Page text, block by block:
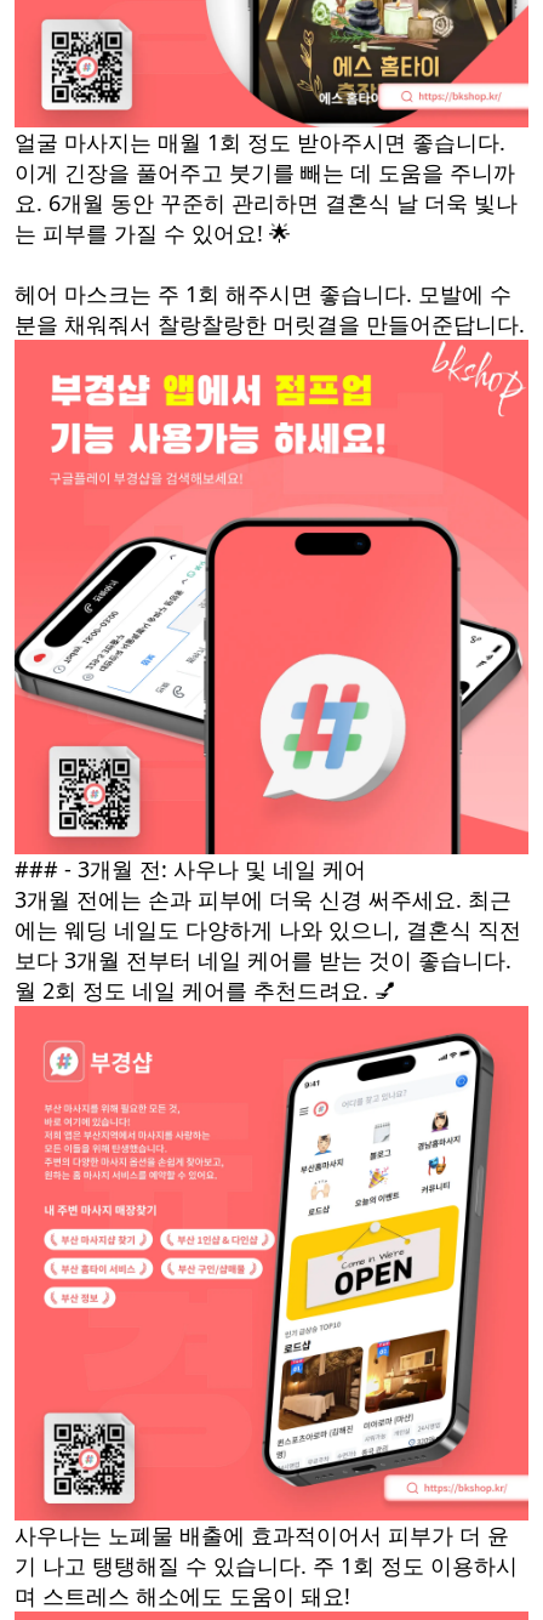
얼굴 마사지는 매월 1회 정도 받아주시면 좋습니다.
이게 긴장을 풀어주고 붓기를 빼는 데 도움을 주니까
요. 6개월 동안 꾸준히 관리하면 결혼식 날 더욱 빛나
는 피부를 가질 수 있어요! 🌟
헤어 마스크는 주 1회 해주시면 좋습니다. 모발에 수
분을 채워줘서 찰랑찰랑한 머릿결을 만들어준답니다.
### - 3개월 전: 사우나 및 네일 케어
3개월 전에는 손과 피부에 더욱 신경 써주세요. 최근
에는 웨딩 네일도 다양하게 나와 있으니, 결혼식 직전
보다 3개월 전부터 네일 케어를 받는 것이 좋습니다.
월 2회 정도 네일 케어를 추천드려요. 💅
사우나는 노폐물 배출에 효과적이어서 피부가 더 윤
기 나고 탱탱해질 수 있습니다. 주 1회 정도 이용하시
며 스트레스 해소에도 도움이 돼요!